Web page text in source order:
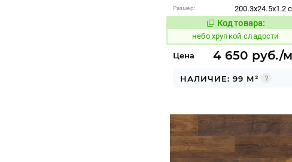
Размер:
200.3x24.5x1.2
Код
1123720Код товара:
небо хрупкой сладости
Цена 4 650 руб./
НАЛИЧИЕ: 99 М²